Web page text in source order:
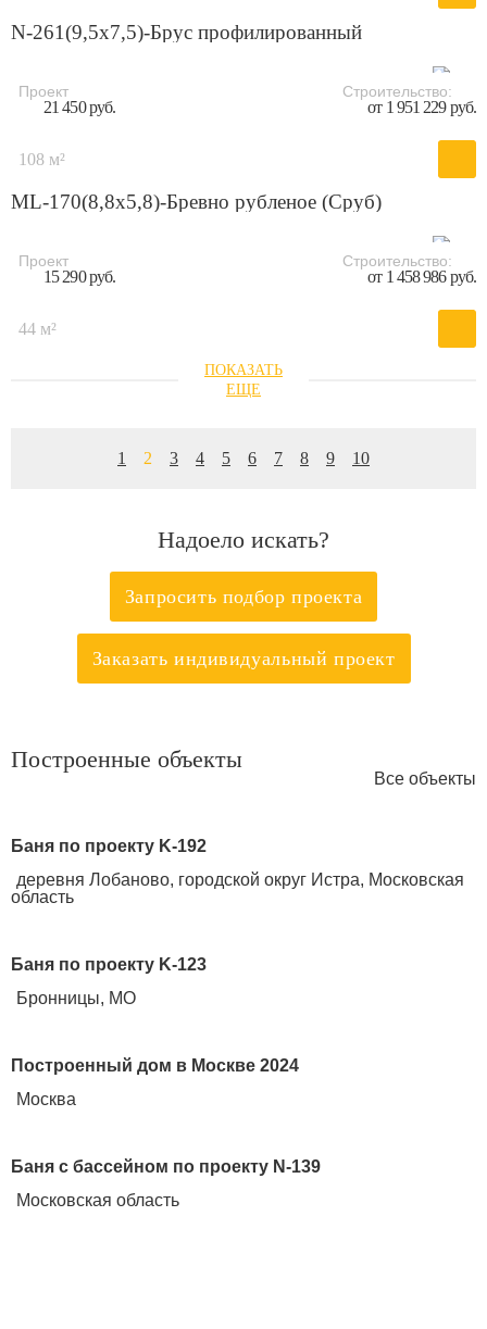
N-261(9,5x7,5)-Брус профилированный
Проект
21 450 руб.
Строительство:
от 1 951 229 руб.
108 м²
ML-170(8,8x5,8)-Бревно рубленое (Сруб)
Проект
15 290 руб.
Строительство:
от 1 458 986 руб.
44 м²
1 2 3 4 5 6 7 8 9 10
Надоело искать?
Запросить подбор проекта
Заказать индивидуальный проект
Построенные объекты
Все объекты
Баня по проекту K-192
деревня Лобаново, городской округ Истра, Московская
область
Баня по проекту K-123
Бронницы, МО
Построенный дом в Москве 2024
Москва
Баня с бассейном по проекту N-139
Московская область